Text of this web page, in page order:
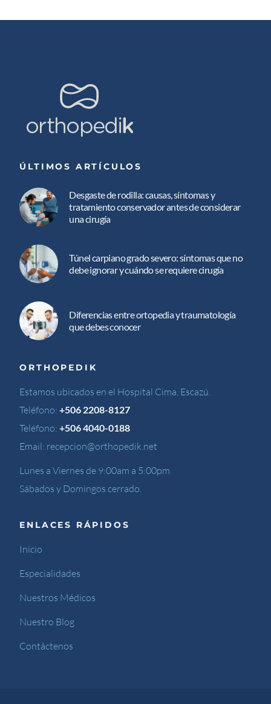
ÚLTIMOS ARTÍCULOS
Desgaste de rodilla: causas, síntomas y
tratamiento conservador antes de considerar
una cirugía
Túnel carpiano grado severo: síntomas que no
debe ignorar y cuándo se requiere cirugía
Diferencias entre ortopedia y traumatología
que debes conocer
ORTHOPEDIK
Estamos ubicados en el Hospital Cima, Escazú.
Teléfono:+506 2208-8127
Teléfono:+506 4040-0188
Email: recepcion@orthopedik.net
Lunes a Viernes de 9:00am a 5:00pm
Sábados y Domingos cerrado.
ENLACES RÁPIDOS
Inicio
Especialidades
Nuestros Médicos
Nuestro Blog
Contáctenos